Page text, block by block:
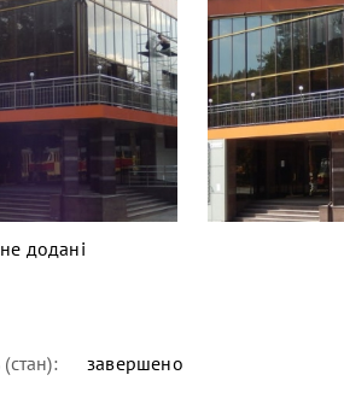
додані
(стан): завершено